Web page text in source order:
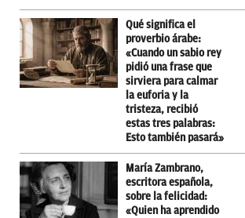
Qué significa el
proverbio árabe:
«Cuando un sabio rey
pidió una frase que
sirviera para calmar
la euforia y la
tristeza, recibió
estas tres palabras:
Esto también pasará»
María Zambrano,
escritora española,
sobre la felicidad:
«Quien ha aprendido